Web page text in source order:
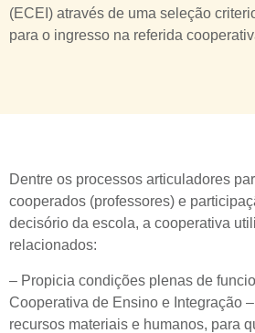
(ECEI) através de uma seleção
para o ingresso na referida
Dentre os processos articuladores
cooperados (professores) e
decisório da escola, a cooperativa
relacionados:
– Propicia condições plenas de
Cooperativa de Ensino e Integração
recursos materiais e humanos, para